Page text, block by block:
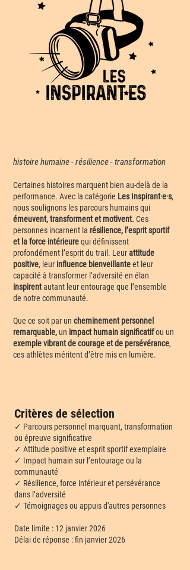
histoire humaine - résilience - transformation
Certaines histoires marquent bien au-delà de la
performance. Avec la catégorie Les Inspirant·e·s,
nous soulignons les parcours humains qui
émeuvent, transforment et motivent. Ces
personnes incarnent la résilience, l’esprit sportif
et la force intérieurequi définissent
profondément l’esprit du trail. Leurattitude
positive, leur influence bienveillanteet leur
capacité à transformer l’adversité en élan
inspirentautant leur entourage que l’ensemble
de notre communauté.
Que ce soit par un cheminement personnel
remarquable,un impact humain significatifou un
exemple vibrant de courage et de persévérance,
ces athlètes méritent d’être mis en lumière.​​
Critères de sélection
✓ Parcours personnel marquant, transformation
ou épreuve significative
✓ Attitude positive et esprit sportif exemplaire
✓ Impact humain sur l’entourage ou la
communauté
✓ Résilience, force intérieur et persévérance
dans l’adversité
✓ Témoignages ou appuis d'autres personnes
Date limite : 12 janvier 2026
Délai de réponse : fin janvier 2026